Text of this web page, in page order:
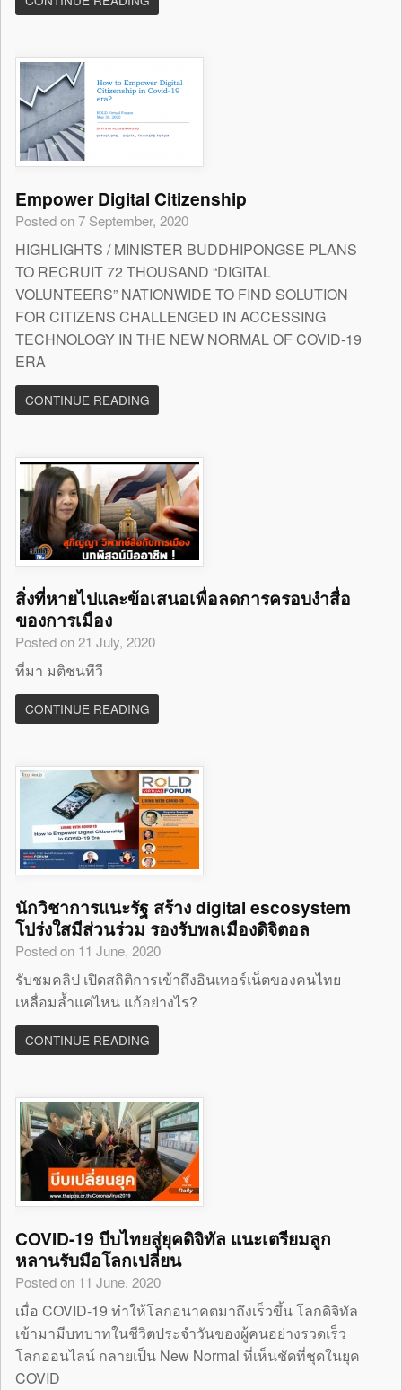
Empower Digital Citizenship
Posted on 7 September, 2020
HIGHLIGHTS / MINISTER BUDDHIPONGSE PLANS
TO RECRUIT 72 THOUSAND “DIGITAL
VOLUNTEERS” NATIONWIDE TO FIND SOLUTION
FOR CITIZENS CHALLENGED IN ACCESSING
TECHNOLOGY IN THE NEW NORMAL OF COVID-19
ERA
CONTINUE READING
สิ่งที่หายไปและข้อเสนอเพื่อลดการครอบงำสื่อ
ของการเมือง
Posted on 21 July, 2020
ที่มา มติชนทีวี
CONTINUE READING
นักวิชาการแนะรัฐ สร้าง digital escosystem
โปร่งใสมีส่วนร่วม รองรับพลเมืองดิจิตอล
Posted on 11 June, 2020
รับชมคลิป เปิดสถิติการเข้าถึงอินเทอร์เน็ตของคนไทย
เหลื่อมล้ำแค่ไหน แก้อย่างไร?
CONTINUE READING
COVID-19 บีบไทยสู่ยุคดิจิทัล แนะเตรียมลูก
หลานรับมือโลกเปลี่ยน
Posted on 11 June, 2020
เมื่อ COVID-19 ทำให้โลกอนาคตมาถึงเร็วขึ้น โลกดิจิทัล
เข้ามามีบทบาทในชีวิตประจำวันของผู้คนอย่างรวดเร็ว
โลกออนไลน์ กลายเป็น New Normal ที่เห็นชัดที่ชุดในยุค
COVID